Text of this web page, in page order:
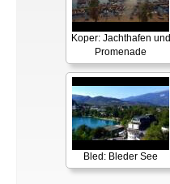
Koper: Jachthafen und
Promenade
Bled: Bleder See